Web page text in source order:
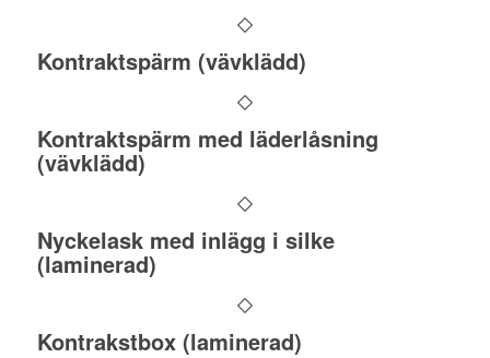
Kontraktspärm (vävklädd)
Kontraktspärm med läderlåsning
(vävklädd)
Nyckelask med inlägg i silke
(laminerad)
Kontrakstbox (laminerad)